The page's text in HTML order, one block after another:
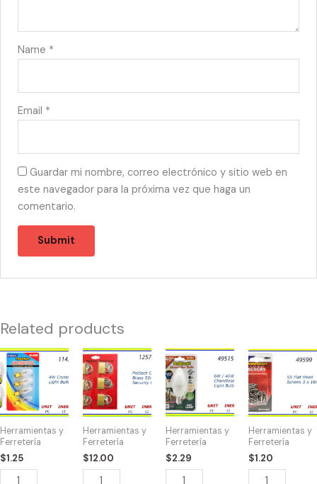
Name *
Email *
Guardar mi nombre, correo electrónico y sitio web en
este navegador para la próxima vez que haga un
comentario.
Related products
Herramientas y
Ferretería
$1.25
11471
-
NIGHT
LIGHTS
4W
(4)
quantity
Herramientas y
Ferretería
$12.00
12525
-
CANDADO
DISPLAY(6)40-
50mm
quantity
Herramientas y
Ferretería
$2.29
49515
-
BOMBILLA
40W
quantity
Herramientas y
Ferretería
$1.20
49599
-
HW-
40072
SS
Flat
Head
Screws